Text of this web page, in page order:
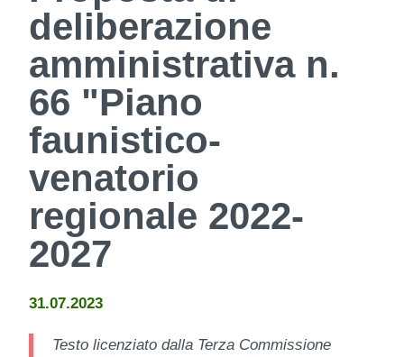
deliberazione
amministrativa n.
66 "Piano
faunistico-
venatorio
regionale 2022-
2027
31.07.2023
Testo licenziato dalla Terza Commissione